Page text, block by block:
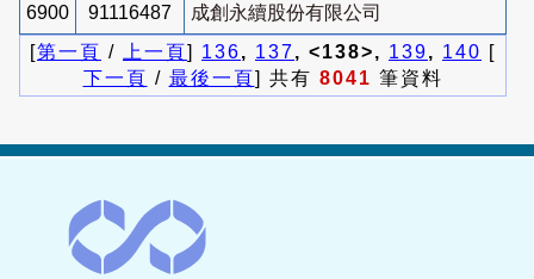
6900 91116487
成創永續股份有限公司
[第一頁 / 上一頁] 136, 137, <138>, 139, 140 [
下一頁 / 最後一頁] 共有 8041 筆資料